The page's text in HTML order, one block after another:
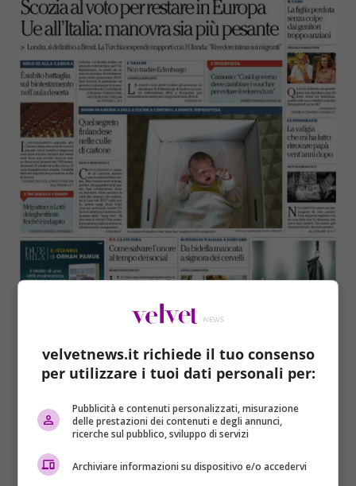
velvetnews.it richiede il tuo consenso
per utilizzare i tuoi dati personali per:
Pubblicità e contenuti personalizzati, misurazione
delle prestazioni dei contenuti e degli annunci,
ricerche sul pubblico, sviluppo di servizi
Archiviare informazioni su dispositivo e/o accedervi